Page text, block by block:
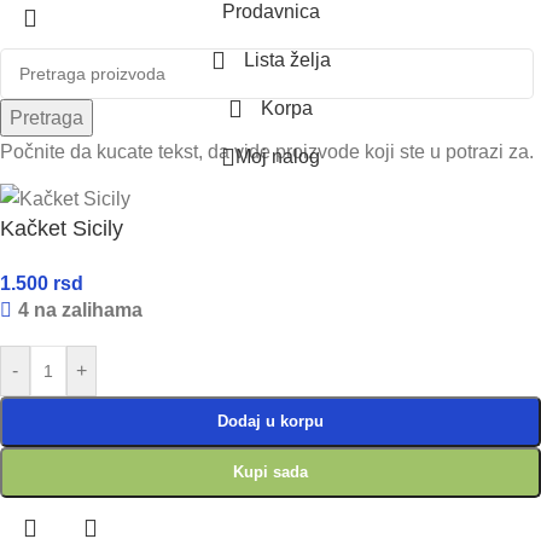
Pretraga
Počnite da kucate tekst, da vide proizvode koji ste u potrazi za.
Prodavnica
Lista želja
Korpa
Moj nalog
Kačket Sicily
1.500 rsd
4 na zalihama
- +
Dodaj u korpu
Kupi sada